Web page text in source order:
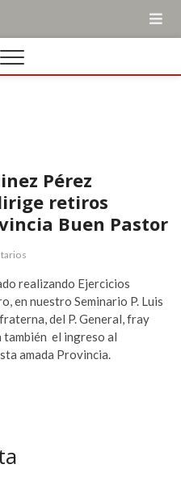
Pérez
retiros
Buen Pastor
realizando Ejercicios
en nuestro Seminario P. Luis
del P. General, fray
el ingreso al
amada Provincia.